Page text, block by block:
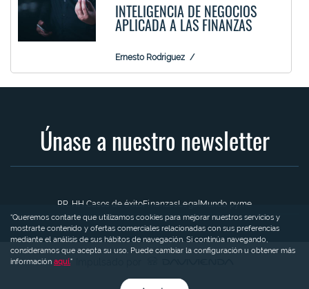
INTELIGENCIA DE NEGOCIOS
APLICADA A LAS FINANZAS
Ernesto Rodriguez
Únase a nuestro newsletter
RR. HH. Casos de éxitoFinanzasLegalMundo pyme
“Queremos contarte que utilizamos cookies para mejorar nuestros servicios y
mostrarte contenido y ofertas comerciales relacionadas con sus preferencias
mediante el análisis de sus hábitos de navegación. Si continúa navegando,
consideramos que acepta su uso. Puede cambiar la configuración u obtener más
información aquí."